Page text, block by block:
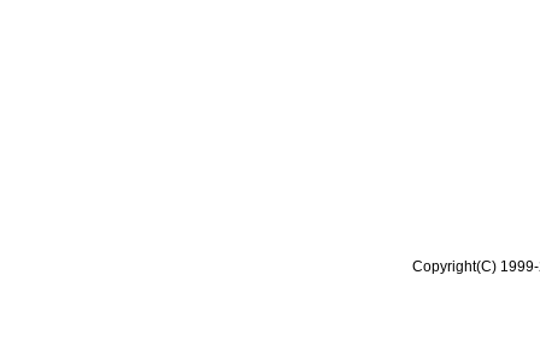
Copyright(C)